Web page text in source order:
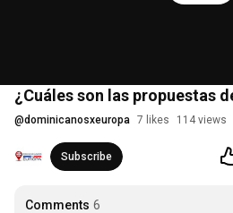
¿Cuáles son las propuestas
@dominicanosxeuropa 7 likes 114 views
Subscribe
Comments 6